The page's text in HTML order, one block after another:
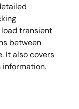
transient
between
It also covers
information.